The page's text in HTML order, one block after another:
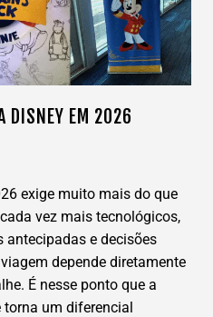
DISNEY EM 2026
exige muito mais do que
vez mais tecnológicos,
antecipadas e decisões
depende diretamente
É nesse ponto que a
torna um diferencial